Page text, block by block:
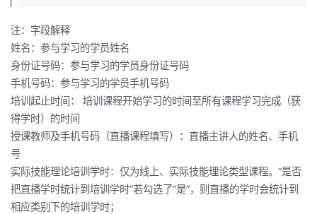
注：字段解释
姓名：参与学习的学员姓名
身份证号码：参与学习的学员身份证号码
手机号码：参与学习的学员手机号码
培训起止时间： 培训课程开始学习的时间至所有课程学习完成（获
得学时）的时间
授课教师及手机号码（直播课程填写）：直播主讲人的姓名、手机
号
实际技能理论培训学时：仅为线上、实际技能理论类型课程。“是否
把直播学时统计到培训学时”若勾选了“是”，则直播的学时会统计到
相应类别下的培训学时；